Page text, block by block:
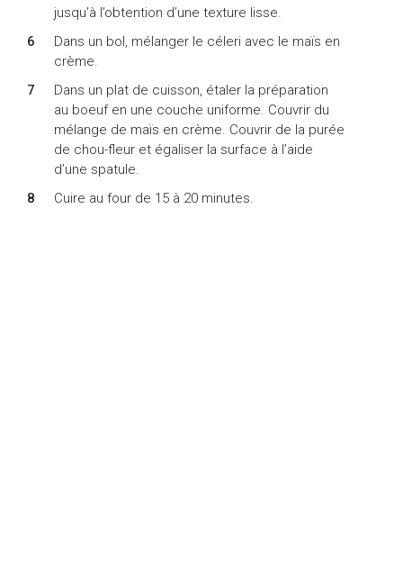
jusqu’à l’obtention d’une texture lisse.
Dans un bol, mélanger le céleri avec le maïs en
crème.
Dans un plat de cuisson, étaler la préparation
au boeuf en une couche uniforme. Couvrir du
mélange de maïs en crème. Couvrir de la purée
de chou-fleur et égaliser la surface à l’aide
d’une spatule.
Cuire au four de 15 à 20 minutes.